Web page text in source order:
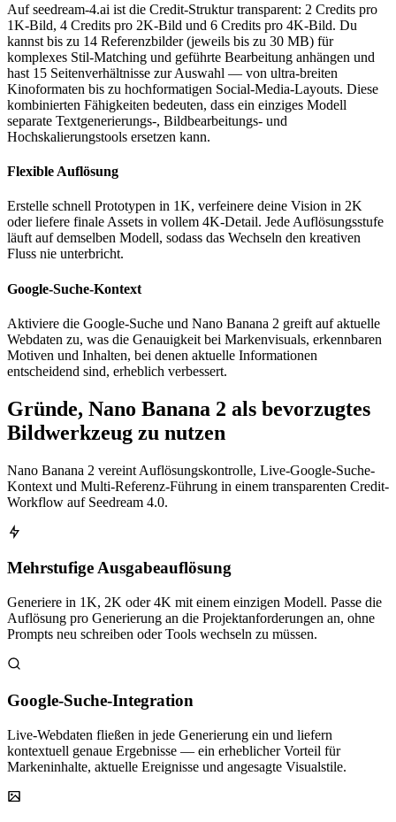
Auf seedream-4.ai ist die Credit-Struktur transparent: 2 Credits pro
1K-Bild, 4 Credits pro 2K-Bild und 6 Credits pro 4K-Bild. Du
kannst bis zu 14 Referenzbilder (jeweils bis zu 30 MB) für
komplexes Stil-Matching und geführte Bearbeitung anhängen und
hast 15 Seitenverhältnisse zur Auswahl — von ultra-breiten
Kinoformaten bis zu hochformatigen Social-Media-Layouts. Diese
kombinierten Fähigkeiten bedeuten, dass ein einziges Modell
separate Textgenerierungs-, Bildbearbeitungs- und
Hochskalierungstools ersetzen kann.
Flexible Auflösung
Erstelle schnell Prototypen in 1K, verfeinere deine Vision in 2K
oder liefere finale Assets in vollem 4K-Detail. Jede Auflösungsstufe
läuft auf demselben Modell, sodass das Wechseln den kreativen
Fluss nie unterbricht.
Google-Suche-Kontext
Aktiviere die Google-Suche und Nano Banana 2 greift auf aktuelle
Webdaten zu, was die Genauigkeit bei Markenvisuals, erkennbaren
Motiven und Inhalten, bei denen aktuelle Informationen
entscheidend sind, erheblich verbessert.
Gründe, Nano Banana 2 als bevorzugtes
Bildwerkzeug zu nutzen
Nano Banana 2 vereint Auflösungskontrolle, Live-Google-Suche-
Kontext und Multi-Referenz-Führung in einem transparenten Credit-
Workflow auf Seedream 4.0.
Mehrstufige Ausgabeauflösung
Generiere in 1K, 2K oder 4K mit einem einzigen Modell. Passe die
Auflösung pro Generierung an die Projektanforderungen an, ohne
Prompts neu schreiben oder Tools wechseln zu müssen.
Google-Suche-Integration
Live-Webdaten fließen in jede Generierung ein und liefern
kontextuell genaue Ergebnisse — ein erheblicher Vorteil für
Markeninhalte, aktuelle Ereignisse und angesagte Visualstile.